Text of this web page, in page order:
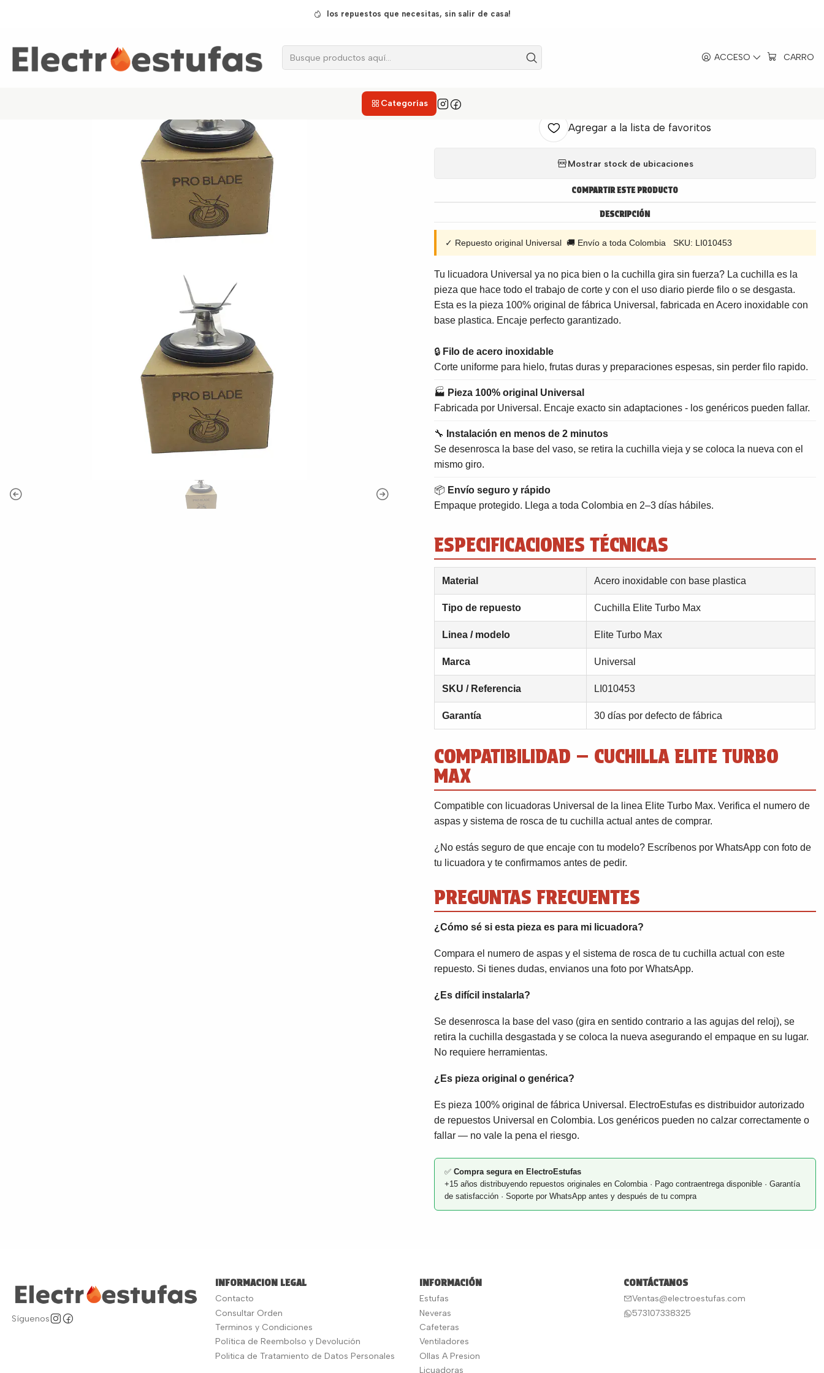
ACCESO CARRO
Categorías
los repuestos que necesitas, sin salir de casa!
Licuadoras Cuchillas Cuchilla para Licuadora Universal Elite Turbo Max
Cuchilla para Licuadora Universal Elite Turbo
Agregar a la lista de favoritos
Mostrar stock de ubicaciones
COMPARTIR ESTE PRODUCTO
DESCRIPCIÓN
✓ Repuesto original Universal 🚚 Envío a toda Colombia SKU: LI010453
Tu licuadora Universal ya no pica bien o la cuchilla gira sin fuerza? La cuchilla es la
pieza que hace todo el trabajo de corte y con el uso diario pierde filo o se desgasta.
Esta es la pieza 100% original de fábrica Universal, fabricada en Acero inoxidable con
base plastica. Encaje perfecto garantizado.
🔒 Filo de acero inoxidable
Corte uniforme para hielo, frutas duras y preparaciones espesas, sin perder filo rapido.
🏭 Pieza 100% original Universal
Fabricada por Universal. Encaje exacto sin adaptaciones - los genéricos pueden fallar.
🔧
Instalación en menos de 2 minutos
Se desenrosca la base del vaso, se retira la cuchilla vieja y se coloca la nueva con el
mismo giro.
📦 Envío seguro y rápido
Empaque protegido. Llega a toda Colombia en 2–3 días hábiles.
ESPECIFICACIONES TÉCNICAS
Material Acero inoxidable con base plastica
Tipo de repuesto Cuchilla Elite Turbo Max
Linea / modelo Elite Turbo Max
Marca Universal
SKU / Referencia LI010453
Garantía 30 días por defecto de fábrica
COMPATIBILIDAD — CUCHILLA ELITE TURBO
MAX
Compatible con licuadoras Universal de la linea Elite Turbo Max. Verifica el numero de
aspas y sistema de rosca de tu cuchilla actual antes de comprar.
¿No estás seguro de que encaje con tu modelo? Escríbenos por WhatsApp con foto de
tu licuadora y te confirmamos antes de pedir.
PREGUNTAS FRECUENTES
¿Cómo sé si esta pieza es para mi licuadora?
Compara el numero de aspas y el sistema de rosca de tu cuchilla actual con este
repuesto. Si tienes dudas, envianos una foto por WhatsApp.
¿Es difícil instalarla?
Se desenrosca la base del vaso (gira en sentido contrario a las agujas del reloj), se
retira la cuchilla desgastada y se coloca la nueva asegurando el empaque en su lugar.
No requiere herramientas.
¿Es pieza original o genérica?
Es pieza 100% original de fábrica Universal. ElectroEstufas es distribuidor autorizado
de repuestos Universal en Colombia. Los genéricos pueden no calzar correctamente o
fallar — no vale la pena el riesgo.
✅ Compra segura en ElectroEstufas
+15 años distribuyendo repuestos originales en Colombia · Pago contraentrega disponible · Garantía
de satisfacción · Soporte por WhatsApp antes y después de tu compra
Síguenos
INFORMACION LEGAL
Contacto
Consultar Orden
Terminos y Condiciones
Política de Reembolso y Devolución
Politica de Tratamiento de Datos Personales
INFORMACIÓN
Estufas
Neveras
Cafeteras
Ventiladores
Ollas A Presion
Licuadoras
CONTÁCTANOS
Ventas@electroestufas.com
573107338325